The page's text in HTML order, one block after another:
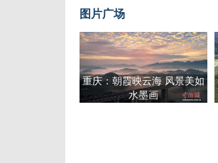
图片广场
重庆：朝霞映云海 风景美如
水墨画